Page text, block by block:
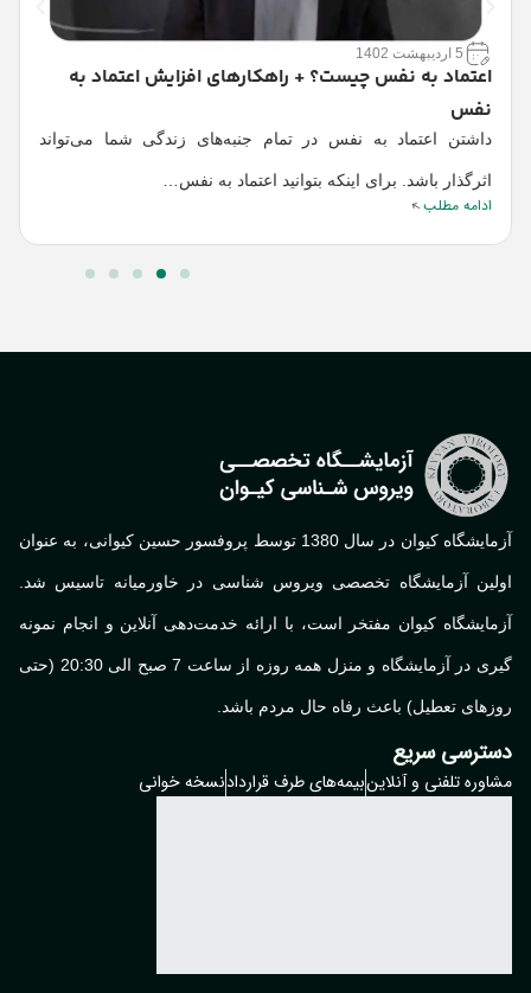
اعتماد به نفس چیست؟ + راهکارهای افزایش اعتماد به
نفس
داشتن اعتماد به نفس در تمام جنبه‌های زندگی شما می‌تواند
اثرگذار باشد. برای اینکه بتوانید اعتماد به نفس…
ادامه مطلب
آزمایشگاه کیوان در سال 1380 توسط پروفسور حسین کیوانی، به عنوان
آزمایشگاه تخصصی ویروس شناسی در خاورمیانه تاسیس شد.
کیوان مفتخر است، با ارائه خدمت‌دهی آنلاین و انجام نمونه
گیری در آزمایشگاه و منزل همه روزه از ساعت 7 صبح الی 20:30 (حتی
تعطیل) باعث رفاه حال مردم باشد.
سریع
تلفنی و آنلاینبیمه‌های طرف قراردادنسخه خوانی